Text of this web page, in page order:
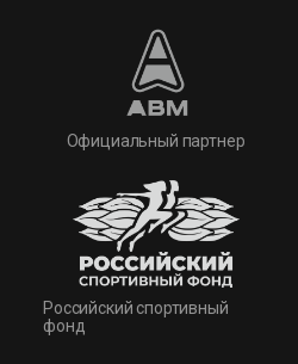
Официальный партнер
Российский спортивный
фонд